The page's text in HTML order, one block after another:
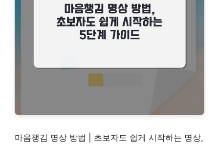
마음챙김 명상 방법 | 초보자도 쉽게 시작하는 명상,